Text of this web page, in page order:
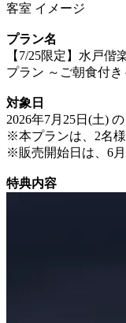
客室 イメージ
プラン名
【7/25限定】水戸
プラン ～ご朝食付き
対象日
2026年7月25日(土)
※本プランは、2名様
※販売開始日は、6月
特典内容